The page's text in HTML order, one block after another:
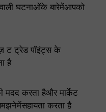
घटनाओंके बारेमेंआपको
ट ट्रेड पॉइंट्स के
है
मदद करता हैऔर मार्केट
करता है